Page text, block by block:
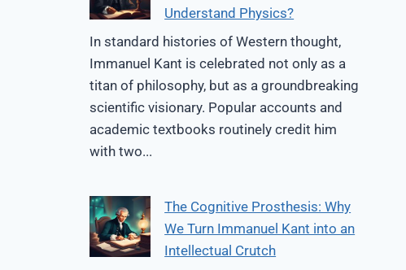
Understand Physics?
In standard histories of Western thought,
Immanuel Kant is celebrated not only as a
titan of philosophy, but as a groundbreaking
scientific visionary. Popular accounts and
academic textbooks routinely credit him
with two...
The Cognitive Prosthesis: Why
We Turn Immanuel Kant into an
Intellectual Crutch